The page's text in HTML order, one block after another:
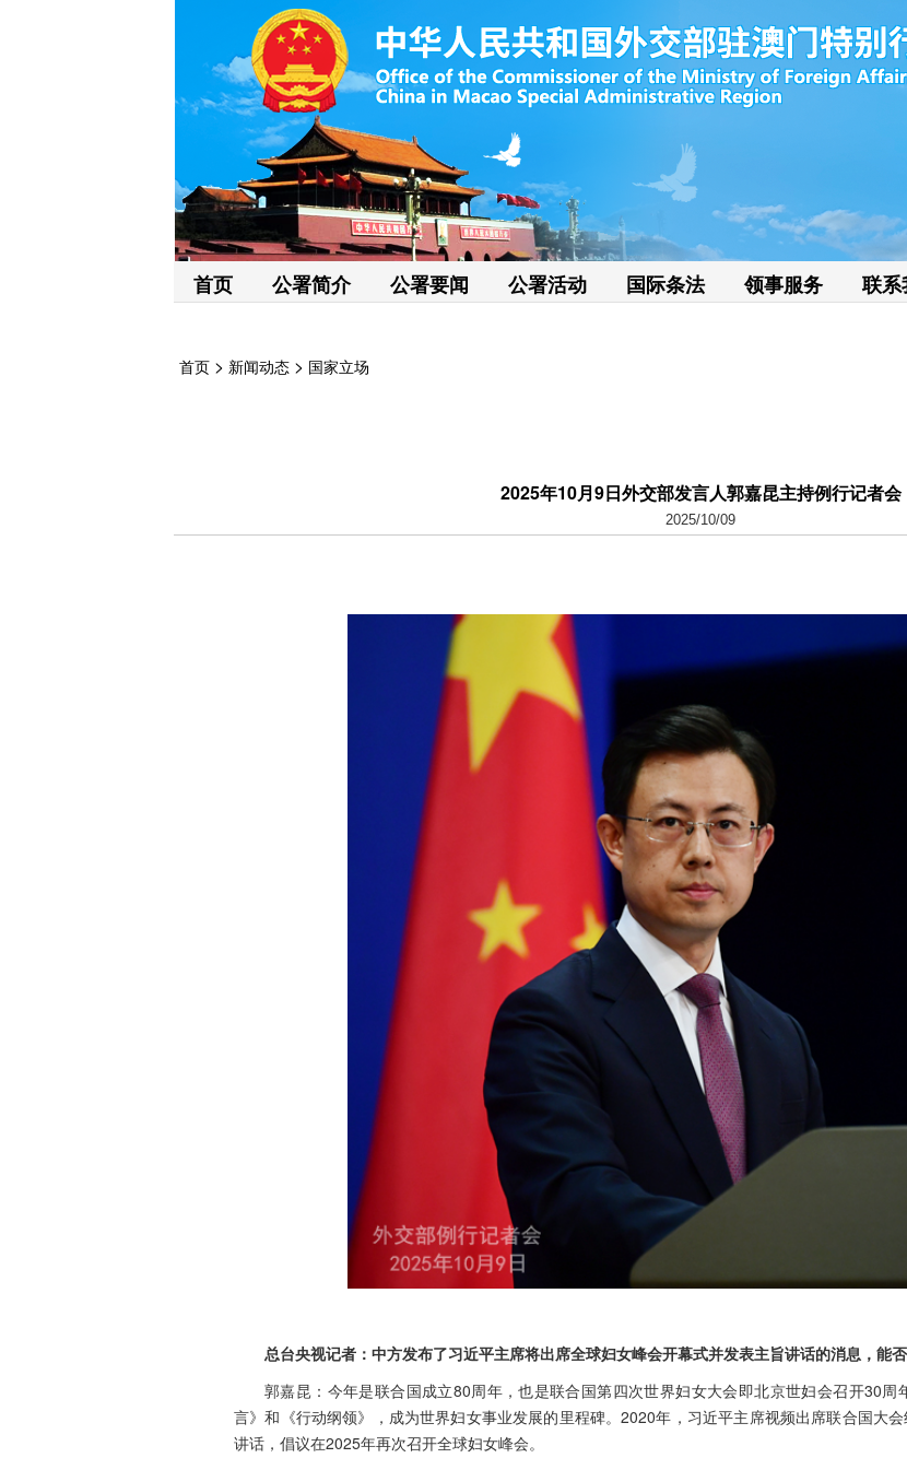
首页 公署简介 公署要闻 公署活动 国际条法 领事服务 联系
首页 > 新闻动态 > 国家立场
2025年10月9日外交部发言人郭嘉昆主持例行记者会
2025/10/09
总台央视记者：中方发布了习近平主席将出席全球妇女峰会开幕式并发表主旨讲话的消息，能
郭嘉昆：今年是联合国成立80周年，也是联合国第四次世界妇女大会即北京世妇会召开30周
言》和《行动纲领》，成为世界妇女事业发展的里程碑。2020年，习近平主席视频出席联合国大
讲话，倡议在2025年再次召开全球妇女峰会。